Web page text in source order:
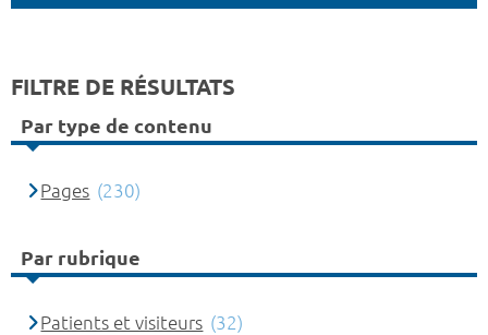
FILTRE DE RÉSULTATS
Par type de contenu
Pages (230)
Par rubrique
Patients et visiteurs (32)